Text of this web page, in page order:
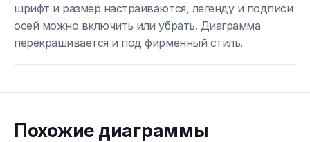
шрифт и размер настраиваются, легенду и подписи
осей можно включить или убрать. Диаграмма
перекрашивается и под фирменный стиль.
Похожие диаграммы